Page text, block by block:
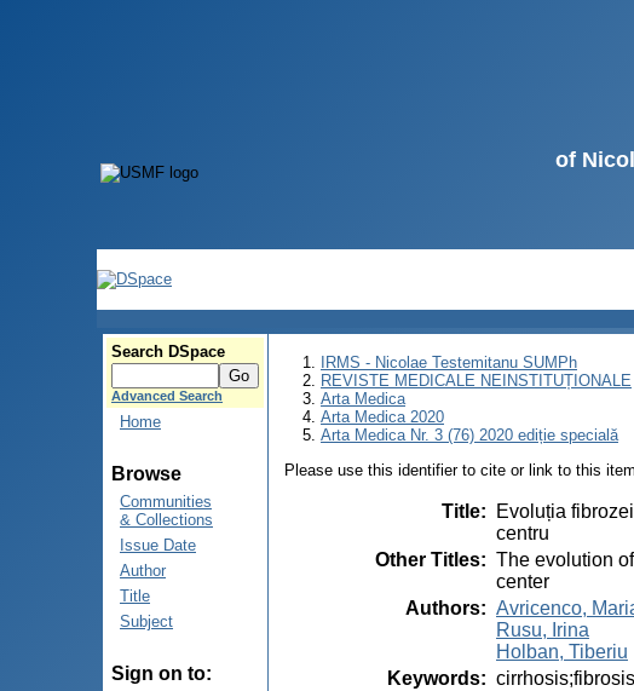
of
Search DSpace
Advanced Search
Home
Browse
Communities
& Collections
Issue Date
Author
Title
Subject
Sign on to:
IRMS - Nicolae Testemitanu SUMPh
REVISTE MEDICALE NEINSTITUȚIONALE
Arta Medica
Arta Medica 2020
Arta Medica Nr. 3 (76) 2020 ediție specială
Please use this identifier to cite or link to this
Title:
Evoluția
centru
Other Titles: The evolution
center
Authors: Avricenco,
Rusu, Irina
Holban, Tiberiu
Keywords: